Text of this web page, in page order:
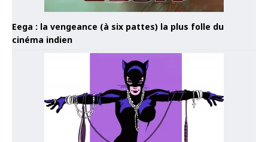
Eega : la vengeance (à six pattes) la plus folle du
cinéma indien